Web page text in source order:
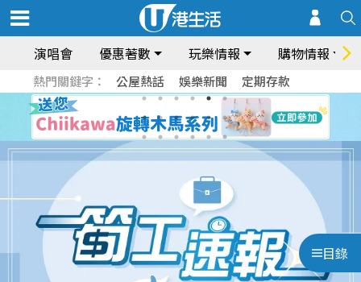
演唱會 優惠著數 玩樂情報 購物情報
熱門關鍵字： 公屋熱話 娛樂新聞 定期存款
目錄